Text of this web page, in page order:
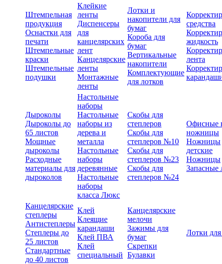
Штемпельная
продукция
Оснастки для
печати
Штемпельные
краски
Штемпельные
подушки
Клейкие
ленты
Диспенсеры
для
канцелярских
лент
Канцелярские
ленты
Монтажные
ленты
Лотки и
накопители для
бумаг
Короба для
бумаг
Вертикальные
накопители
Комплектующие
для лотков
средства
жидкость
лента
Дыроколы
Дыроколы до
65 листов
Мощные
дыроколы
Расходные
материалы для
дыроколов
Настольные
наборы
Настольные
наборы из
дерева и
металла
Настольные
наборы
деревянные
Настольные
наборы
класса Люкс
Скобы для
степлеров
Скобы для
степлеров №10
Скобы для
степлеров №23
Скобы для
степлеров №24
Офисные
ножницы
Ножницы
детские
Ножницы
Запасные
Канцелярские
степлеры
Антистеплеры
Степлеры до
25 листов
Стандартные
до 40 листов
Клей
Клеящие
карандаши
Клей ПВА
Клей
специальный
Канцелярские
мелочи
Зажимы для
бумаг
Скрепки
Булавки
Лотки